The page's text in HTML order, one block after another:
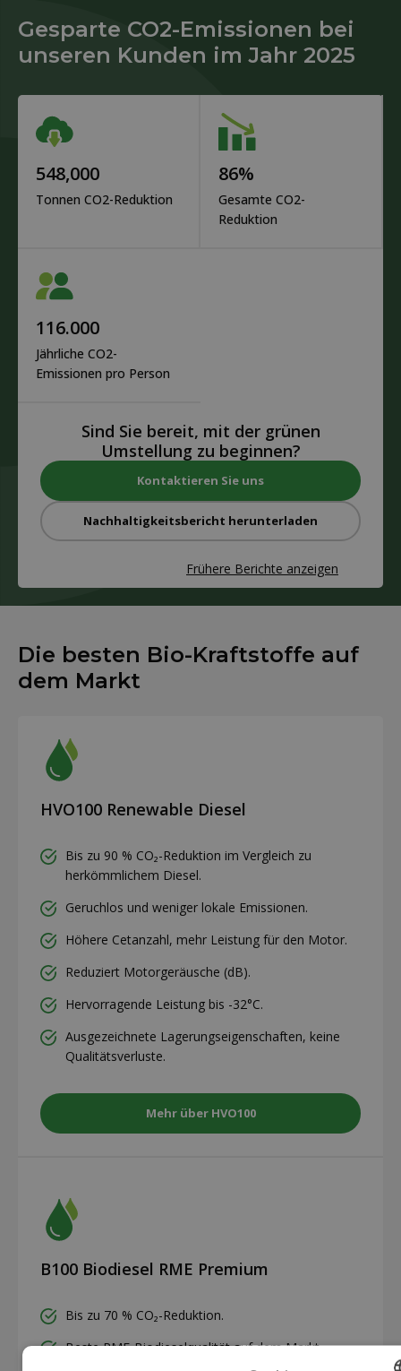
Gesparte CO2-Emissionen bei
unseren Kunden im Jahr 2025
548,000
Tonnen CO2-Reduktion
86%
Gesamte CO2-
Reduktion
116.000
Jährliche CO2-
Emissionen pro Person
Sind Sie bereit, mit der grünen
Umstellung zu beginnen?
Kontaktieren Sie uns
Nachhaltigkeitsbericht herunterladen
Frühere Berichte anzeigen
Die besten Bio-Kraftstoffe auf
dem Markt
HVO100 Renewable Diesel
Bis zu 90 % CO₂-Reduktion im Vergleich zu
herkömmlichem Diesel.
Geruchlos und weniger lokale Emissionen.
Höhere Cetanzahl, mehr Leistung für den Motor.
Reduziert Motorgeräusche (dB).
Hervorragende Leistung bis -32°C.
Ausgezeichnete Lagerungseigenschaften, keine
Qualitätsverluste.
Mehr über HVO100
B100 Biodiesel RME Premium
Bis zu 70 % CO₂-Reduktion.
Beste RME-Biodieselqualität auf dem Markt.